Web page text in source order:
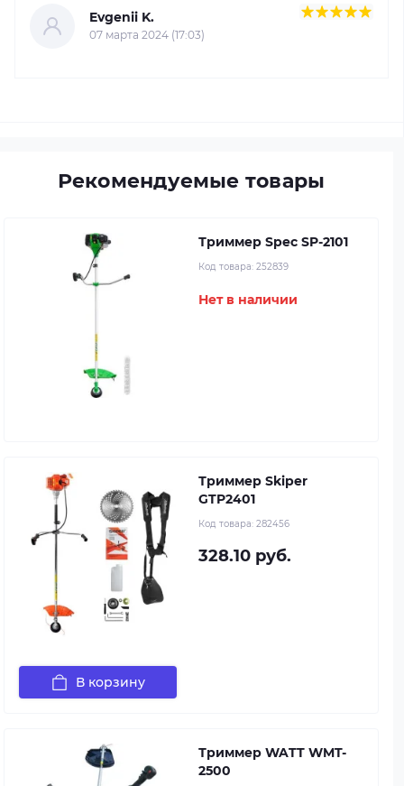
Evgenii K.
07 марта 2024 (17:03)
Рекомендуемые товары
Триммер Spec SP-2101
Код товара: 252839
Нет в наличии
Триммер Skiper
GTP2401
Код товара: 282456
328.10 руб.
В корзину
Триммер WATT WMT-
2500